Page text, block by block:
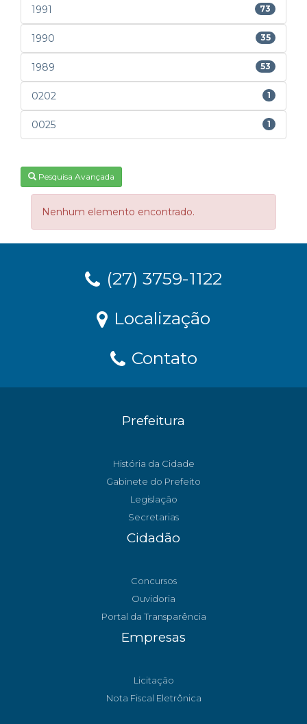
1991 73
1990 35
1989 53
0202 1
0025 1
Pesquisa Avançada
Nenhum elemento encontrado.
(27) 3759-1122
Localização
Contato
Prefeitura
História da Cidade
Gabinete do Prefeito
Legislação
Secretarias
Cidadão
Concursos
Ouvidoria
Portal da Transparência
Empresas
Licitação
Nota Fiscal Eletrônica